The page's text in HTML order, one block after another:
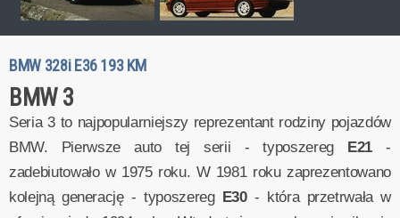
BMW 328i E36 193 KM
BMW 3
Seria 3 to najpopularniejszy reprezentant rodziny pojazdów
BMW. Pierwsze auto tej serii - typoszereg
E21 -
zadebiutowało w 1975 roku. W 1981 roku zaprezentowano
kolejną generację - typoszereg E30- która przetrwała w